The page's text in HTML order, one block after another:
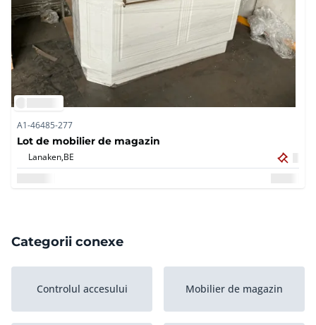
A1-46485-277
Lot de mobilier de magazin
Lanaken,BE
Categorii conexe
Controlul accesului Mobilier de magazin